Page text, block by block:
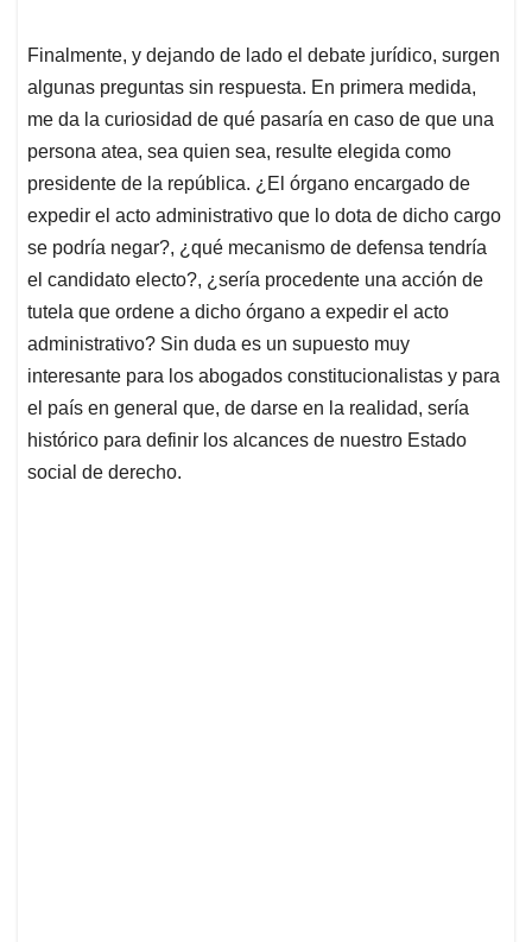
Finalmente, y dejando de lado el debate jurídico, surgen
algunas preguntas sin respuesta. En primera medida,
me da la curiosidad de qué pasaría en caso de que una
persona atea, sea quien sea, resulte elegida como
presidente de la república. ¿El órgano encargado de
expedir el acto administrativo que lo dota de dicho cargo
se podría negar?, ¿qué mecanismo de defensa tendría
el candidato electo?, ¿sería procedente una acción de
tutela que ordene a dicho órgano a expedir el acto
administrativo? Sin duda es un supuesto muy
interesante para los abogados constitucionalistas y para
el país en general que, de darse en la realidad, sería
histórico para definir los alcances de nuestro Estado
social de derecho.